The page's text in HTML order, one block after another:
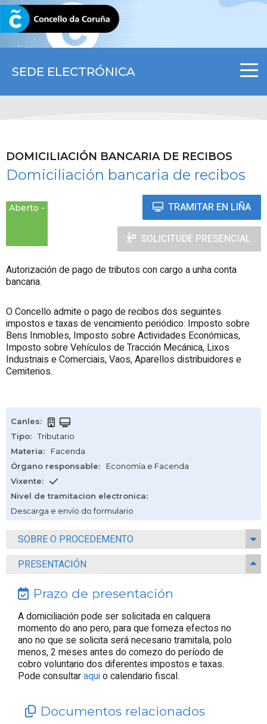
SEDE ELECTRÓNICA
CORUNA.GAL
DOMICILIACIÓN BANCARIA DE RECIBOS
Domiciliación bancaria de recibos
Aberto TRAMITAR EN LIÑA
SOLICITUDE PRESENCIAL
Autorización de pago de tributos con cargo a unha conta
bancaria.
O Concello admite o pago de recibos dos seguintes
impostos e taxas de vencimiento periódico: Imposto sobre
Bens Inmobles, Imposto sobre Actividades Económicas,
Imposto sobre Vehículos de Tracción Mecánica, Lixos
Industriais e Comerciais, Vaos, Aparellos distribuidores e
Cemiterios.
Canles:
Tipo:
Tributario
Materia:
Facenda
Órgano responsable:
Economía e Facenda
Vixente:
Nivel de tramitacion electronica:
Descarga e envío do formulario
SOBRE O PROCEDEMENTO
PRESENTACIÓN
Prazo de presentación
A domiciliación pode ser solicitada en calquera
momento do ano pero, para que forneza efectos no
ano no que se solicita será necesario tramitala, polo
menos, 2 meses antes do comezo do período de
cobro voluntario dos diferentes impostos e taxas.
Pode consultaraquio calendario fiscal.
Documentos relacionados